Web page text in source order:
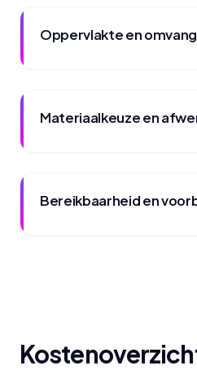
Oppervlakte en omvang
Materiaalkeuze en
Bereikbaarheid en